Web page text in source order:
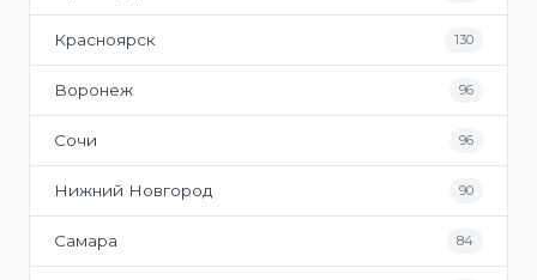
Красноярск 130
Воронеж 96
Сочи 96
Нижний Новгород 90
Самара 84